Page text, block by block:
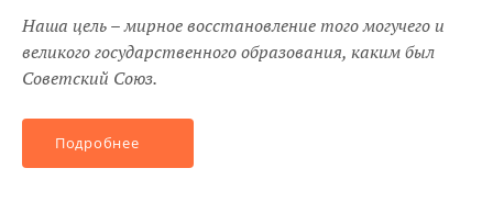
Наша цель – мирное восстановление того могучего и
великого государственного образования, каким был
Советский Союз.
Подробнее